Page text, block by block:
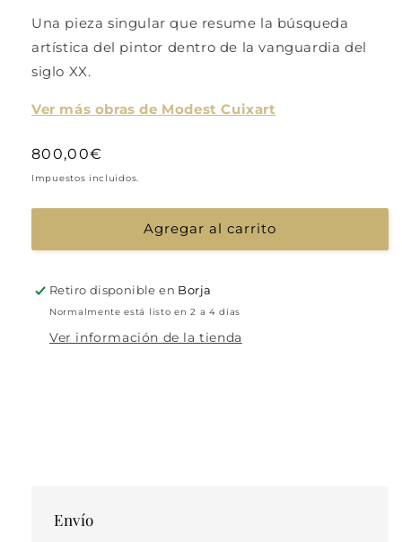
Una pieza singular que resume la búsqueda
artística del pintor dentro de la vanguardia del
siglo XX.
Ver más obras de Modest Cuixart
Precio
habitual
800,00€
Impuestos incluidos.
Agregar al carrito
Retiro disponible en Borja
Normalmente está listo en 2 a 4 días
Ver información de la tienda
Envío